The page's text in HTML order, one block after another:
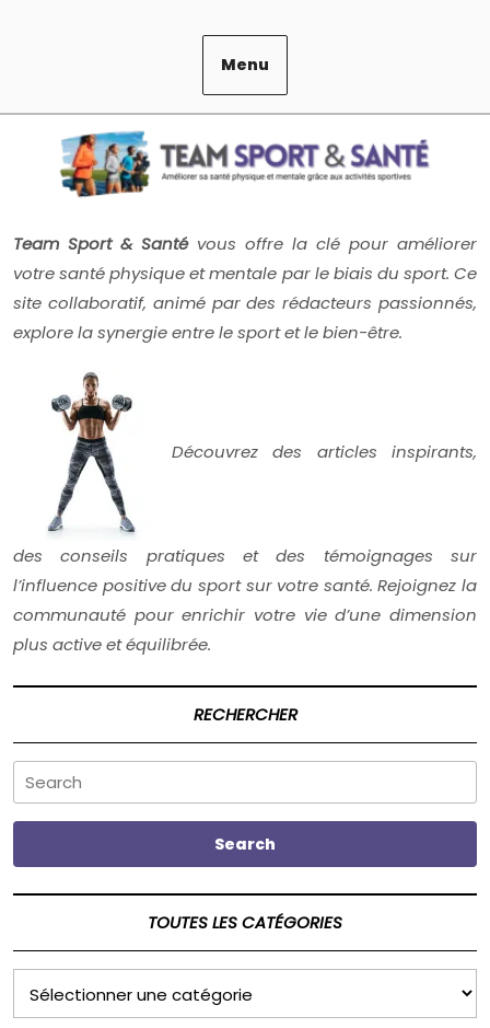
Menu
Team Sport & Santévous offre la clé pour améliorer
votre santé physique et mentale par le biais du sport. Ce
site collaboratif, animé par des rédacteurs passionnés,
explore la synergie entre le sport et le bien-être.
Découvrez des articles inspirants,
des conseils pratiques et des témoignages sur
l’influence positive du sport sur votre santé. Rejoignez la
communauté pour enrichir votre vie d’une dimension
plus active et équilibrée.
RECHERCHER
Search
Search
TOUTES LES CATÉGORIES
LES